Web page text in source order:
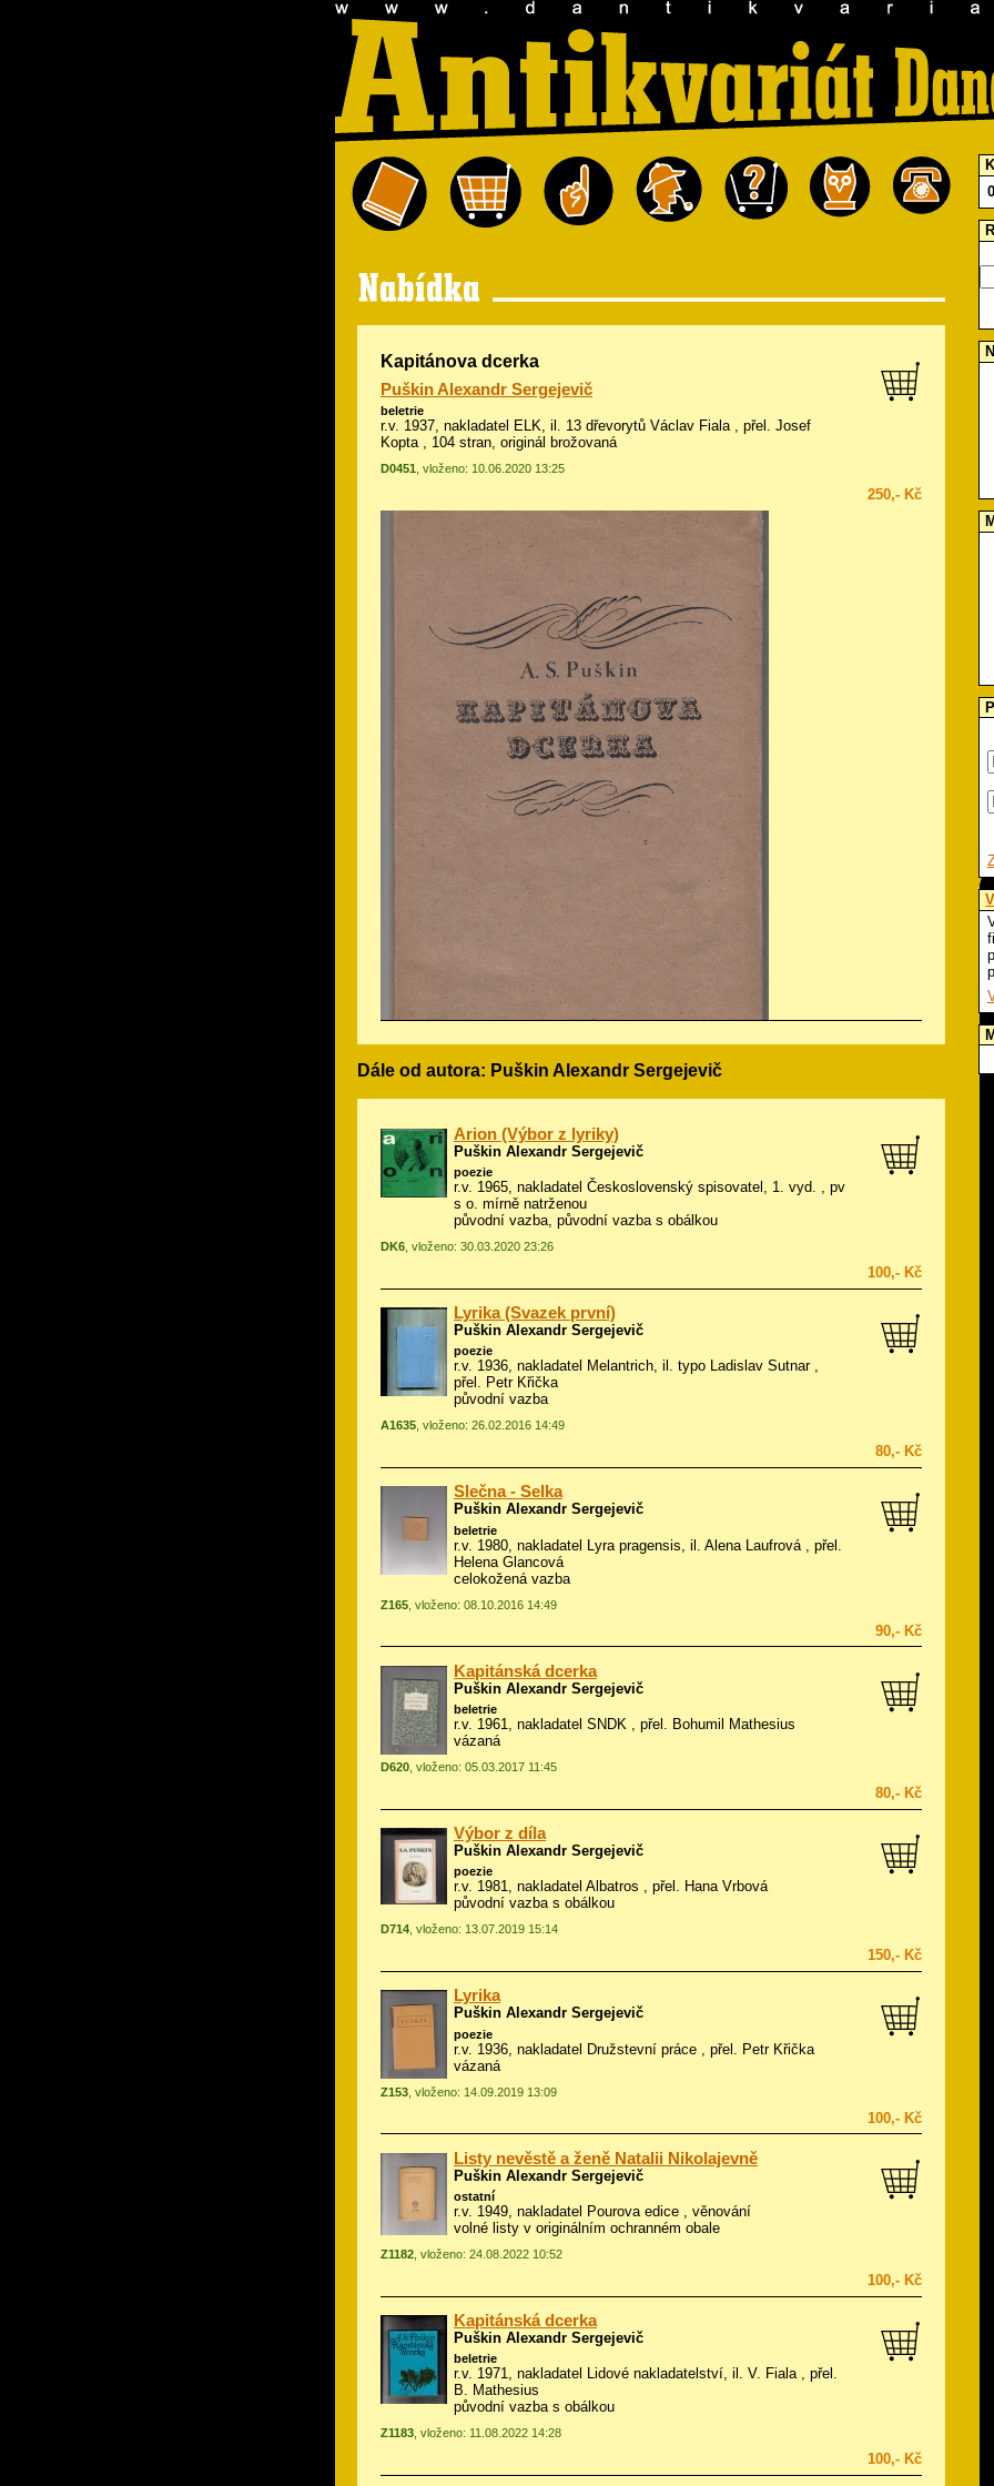
Kapitánova dcerka
Puškin Alexandr Sergejevič
beletrie
r.v. 1937, nakladatel ELK, il. 13 dřevorytů Václav Fiala, přel. Josef
Kopta , 104 stran, originál brožovaná
D0451 , vloženo: 10.06.2020 13:25
250,- Kč
Dále od autora: Puškin Alexandr Sergejevič
Arion (Výbor z lyriky)
Puškin Alexandr Sergejevič
poezie
r.v. 1965, nakladatel Československý spisovatel, 1. vyd. , pv
s o. mírně natrženou
původní vazba, původní vazba s obálkou
DK6 , vloženo: 30.03.2020 23:26
100,- Kč
Lyrika (Svazek první)
Puškin Alexandr Sergejevič
poezie
r.v. 1936, nakladatel Melantrich, il. typo Ladislav Sutnar,
přel. Petr Křička
původní vazba
A1635 , vloženo: 26.02.2016 14:49
80,- Kč
Slečna - Selka
Puškin Alexandr Sergejevič
beletrie
r.v. 1980, nakladatel Lyra pragensis, il. Alena Laufrová , přel.
Helena Glancová
celokožená vazba
Z165 , vloženo: 08.10.2016 14:49
90,- Kč
Kapitánská dcerka
Puškin Alexandr Sergejevič
beletrie
r.v. 1961, nakladatel SNDK , přel. Bohumil Mathesius
vázaná
D620 , vloženo: 05.03.2017 11:45
80,- Kč
Výbor z díla
Puškin Alexandr Sergejevič
poezie
r.v. 1981, nakladatel Albatros , přel. Hana Vrbová
původní vazba s obálkou
D714 , vloženo: 13.07.2019 15:14
150,- Kč
Lyrika
Puškin Alexandr Sergejevič
poezie
r.v. 1936, nakladatel Družstevní práce , přel. Petr Křička
vázaná
Z153 , vloženo: 14.09.2019 13:09
100,- Kč
Listy nevěstě a ženě Natalii Nikolajevně
Puškin Alexandr Sergejevič
ostatní
r.v. 1949, nakladatel Pourova edice , věnování
volné listy v originálním ochranném obale
Z1182 , vloženo: 24.08.2022 10:52
100,- Kč
Kapitánská dcerka
Puškin Alexandr Sergejevič
beletrie
r.v. 1971, nakladatel Lidové nakladatelství, il. V. Fiala, přel.
B. Mathesius
původní vazba s obálkou
Z1183 , vloženo: 11.08.2022 14:28
100,- Kč
0